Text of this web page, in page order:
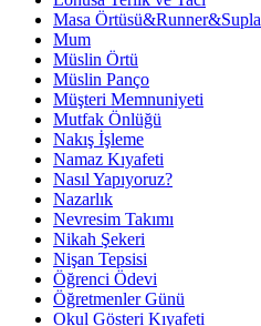
Masa Örtüsü&Runner&Supla
Mum
Müslin Örtü
Müslin Panço
Müşteri Memnuniyeti
Mutfak Önlüğü
Nakış İşleme
Namaz Kıyafeti
Nasıl Yapıyoruz?
Nazarlık
Nevresim Takımı
Nikah Şekeri
Nişan Tepsisi
Öğrenci Ödevi
Öğretmenler Günü
Okul Gösteri Kıyafeti